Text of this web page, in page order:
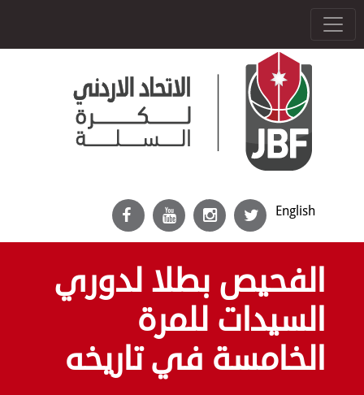
English
‏الفحيص بطلا لدوري
السيدات للمرة
الخامسة في تاريخه